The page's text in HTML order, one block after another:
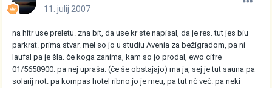
11. julij 2007
na hitr use preletu. zna bit, da use kr ste napisal, da je res. tut jes biu
parkrat. prima stvar. mel so jo u studiu Avenia za bežigradom, pa ni
laufal pa je šla. če koga zanima, kam so jo prodal, ewo cifre
01/5658900. pa nej upraša. (če še obstajajo) ma ja, sej je tut sauna pa
solarij not. pa kompas hotel ribno jo je meu, pa tut nč več. pa neki